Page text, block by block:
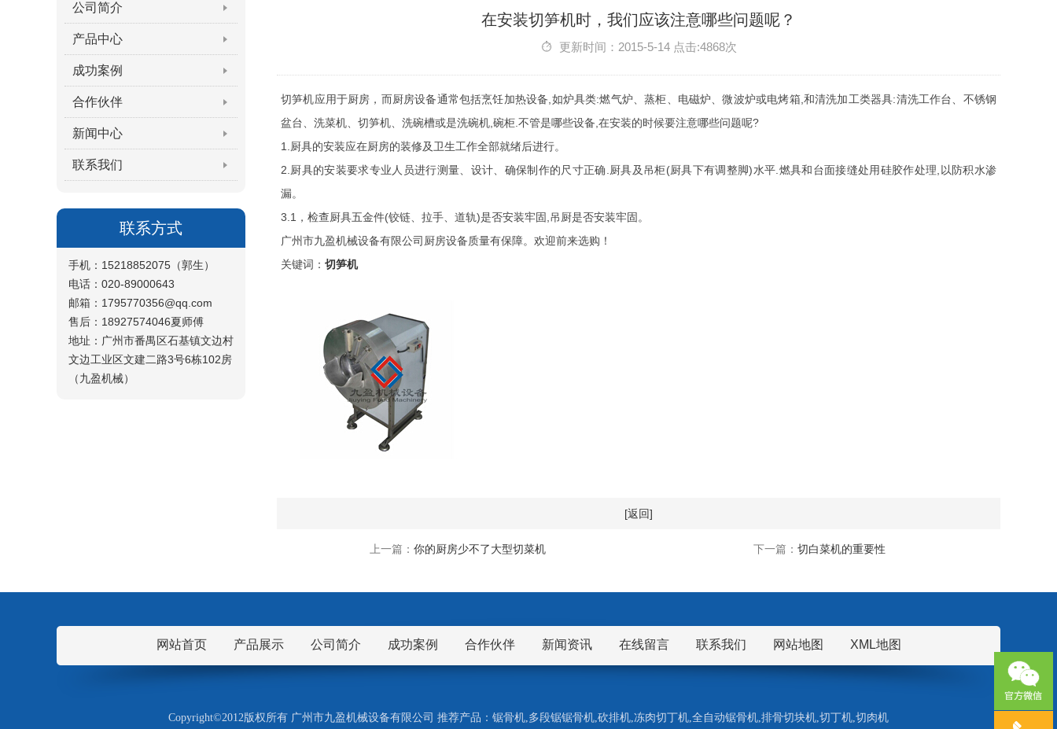
公司简介
产品中心
成功案例
合作伙伴
新闻中心
联系我们
联系方式
手机：15218852075（郭生）
电话：020-89000643
邮箱：1795770356@qq.com
售后：18927574046夏师傅
地址：广州市番禺区石基镇文边村
文边工业区文建二路3号6栋102房
（九盈机械）
在安装切笋机时，我们应该注意哪些问题呢？
更新时间：2015-5-14 点击:4868次
切笋机应用于厨房，而厨房设备通常包括烹饪加热设备,如炉具类:燃气炉、蒸柜、电磁炉、微波炉或电烤箱,和清洗加工类器具:清洗工作台、不锈钢
盆台、洗菜机、切笋机、洗碗槽或是洗碗机,碗柜.不管是哪些设备,在安装的时候要注意哪些问题呢?
1.厨具的安装应在厨房的装修及卫生工作全部就绪后进行。
2.厨具的安装要求专业人员进行测量、设计、确保制作的尺寸正确.厨具及吊柜(厨具下有调整脚)水平.燃具和台面接缝处用硅胶作处理,以防积水渗
漏。
3.1，检查厨具五金件(铰链、拉手、道轨)是否安装牢固,吊厨是否安装牢固。
广州市九盈机械设备有限公司厨房设备质量有保障。欢迎前来选购！
关键词： 切笋机
[返回]
上一篇： 你的厨房少不了大型切菜机 下一篇： 切白菜机的重要性
网站首页 产品展示 公司简介 成功案例 合作伙伴 新闻资讯 在线留言 联系我们 网站地图 XML地图
Copyright©2012版权所有 广州市九盈机械设备有限公司 推荐产品： 锯骨机,多段锯锯骨机,砍排机,冻肉切丁机,全自动锯骨机,排骨切块机,切丁机,切肉机